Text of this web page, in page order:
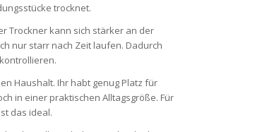
trocknet.
Trockner kann sich stärker an der
nur starr nach Zeit laufen. Dadurch
Haushalt. Ihr habt genug Platz für
in einer praktischen Alltagsgröße. Für
das ideal.